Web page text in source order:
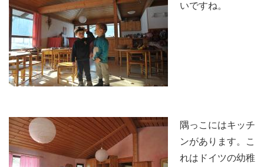
いですね。
隅っこにはキッチ
ンがあります。こ
れはドイツの幼稚